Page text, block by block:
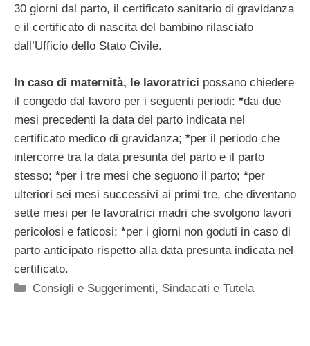
30 giorni dal parto, il certificato sanitario di gravidanza
e il certificato di nascita del bambino rilasciato
dall’Ufficio dello Stato Civile.
In caso di maternità, le lavoratrici possano chiedere
il congedo dal lavoro per i seguenti periodi: *dai due
mesi precedenti la data del parto indicata nel
certificato medico di gravidanza; *per il periodo che
intercorre tra la data presunta del parto e il parto
stesso; *per i tre mesi che seguono il parto; *per
ulteriori sei mesi successivi ai primi tre, che diventano
sette mesi per le lavoratrici madri che svolgono lavori
pericolosi e faticosi; *per i giorni non goduti in caso di
parto anticipato rispetto alla data presunta indicata nel
certificato.
Categorie
Consigli e Suggerimenti, Sindacati e Tutela